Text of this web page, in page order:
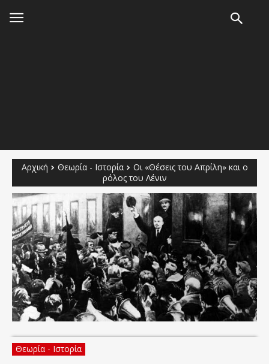
Αρχική Θεωρία - Ιστορία
Οι «Θέσεις του Απρίλη» και ο
ρόλος του Λένιν
Θεωρία - Ιστορία